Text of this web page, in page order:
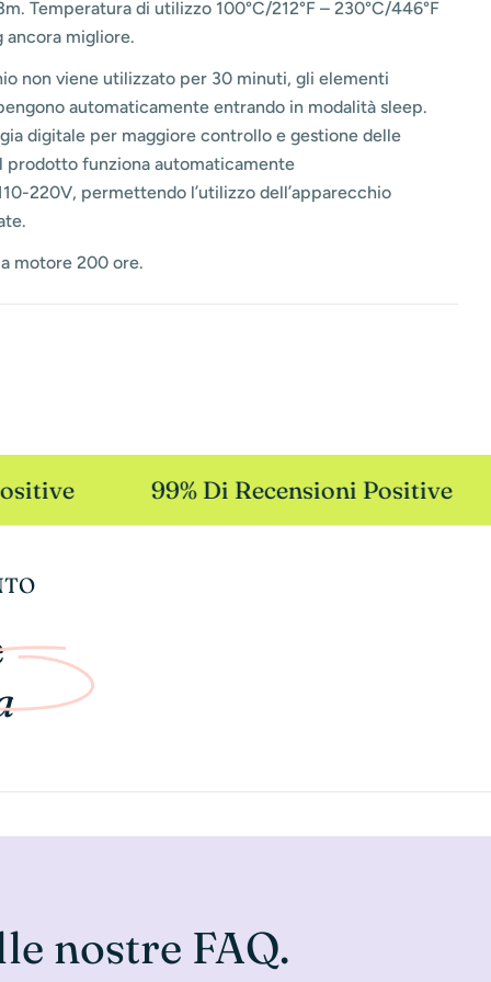
Temperatura di utilizzo 100°C/212°F – 230°C/446°F
ancora migliore.
non viene utilizzato per 30 minuti, gli elementi
automaticamente entrando in modalità sleep.
digitale per maggiore controllo e gestione delle
prodotto funziona automaticamente
220V, permettendo l’utilizzo dell’apparecchio
motore 200 ore.
99% Di Recensioni Positive
nostre FAQ.